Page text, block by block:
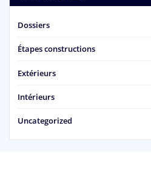
Dossiers
Étapes constructions
Extérieurs
Intérieurs
Uncategorized